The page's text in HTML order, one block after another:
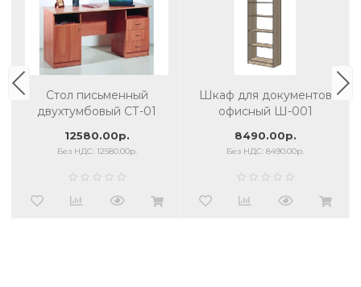
Шкаф для документов
офисный Ш-001
8490.00р.
Без НДС: 8490.00р.
Шкаф для документов
со стеклом Ш-002
15050.00р.
Без НДС: 15050.00р.